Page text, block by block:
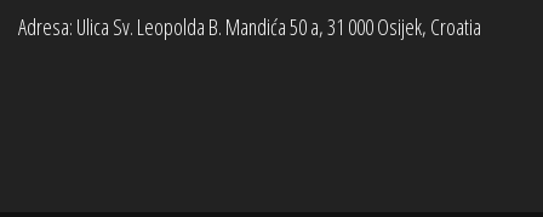
Adresa: Ulica Sv. Leopolda B. Mandića 50 a, 31 000 Osijek, Croatia